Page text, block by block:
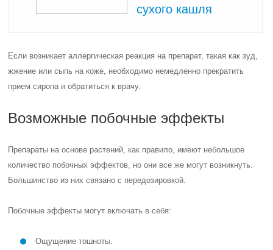
сухого кашля
Если возникает аллергическая реакция на препарат, такая как зуд,
жжение или сыпь на коже, необходимо немедленно прекратить
прием сиропа и обратиться к врачу.
Возможные побочные эффекты
Препараты на основе растений, как правило, имеют небольшое
количество побочных эффектов, но они все же могут возникнуть.
Большинство из них связано с передозировкой.
Побочные эффекты могут включать в себя:
Ощущение тошноты.